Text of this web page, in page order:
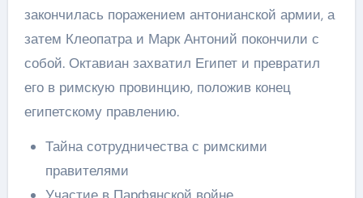
закончилась поражением антонианской армии, а
затем Клеопатра и Марк Антоний покончили с
собой. Октавиан захватил Египет и превратил
его в римскую провинцию, положив конец
египетскому правлению.
Тайна сотрудничества с римскими
правителями
Участие в Парфянской войне